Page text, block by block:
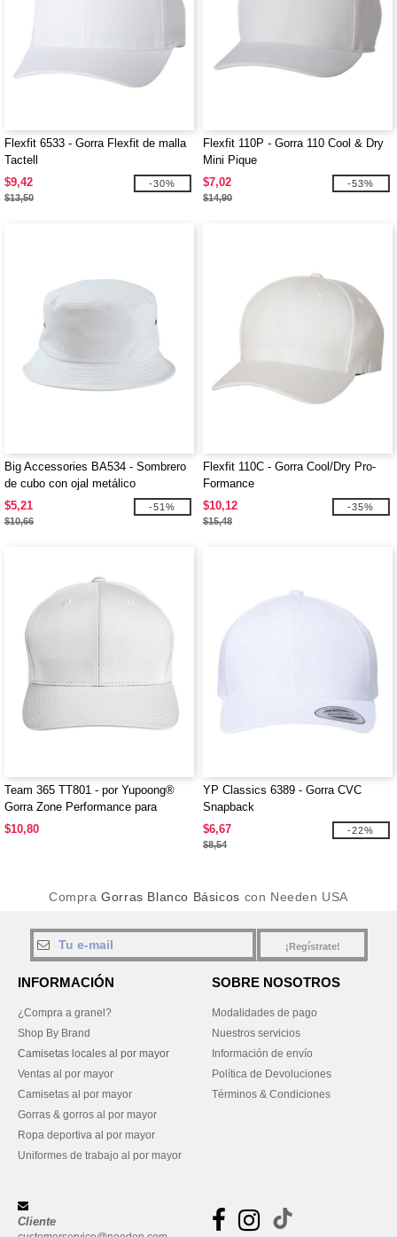
Flexfit 6533 - Gorra Flexfit de malla
Tactell
$9,42
$13,50
-30%
Flexfit 110P - Gorra 110 Cool & Dry
Mini Pique
$7,02
$14,90
-53%
Big Accessories BA534 - Sombrero
de cubo con ojal metálico
$5,21
$10,66
-51%
Flexfit 110C - Gorra Cool/Dry Pro-
Formance
$10,12
$15,48
-35%
Team 365 TT801 - por Yupoong®
Gorra Zone Performance para
adultos
$10,80
YP Classics 6389 - Gorra CVC
Snapback
$6,67
$8,54
-22%
CompraGorras Blanco Básicos con Needen USA
¡Regístrate!
INFORMACIÓN
¿Compra a granel?
Shop By Brand
Camisetas locales al por mayor
Ventas al por mayor
Camisetas al por mayor
Gorras & gorros al por mayor
Ropa deportiva al por mayor
Uniformes de trabajo al por mayor
SOBRE NOSOTROS
Modalidades de pago
Nuestros servicios
Información de envío
Política de Devoluciones
Términos & Condiciones
Cliente